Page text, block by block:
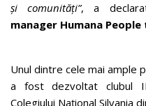
și comunități”, a
manager Humana
Unul dintre cele mai ample
a fost dezvoltat clubul
Colegiului Național Silvania